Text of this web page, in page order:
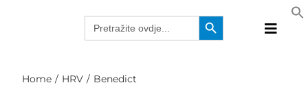
Search
for:
Search Button
Toggle
Home HRV Benedict